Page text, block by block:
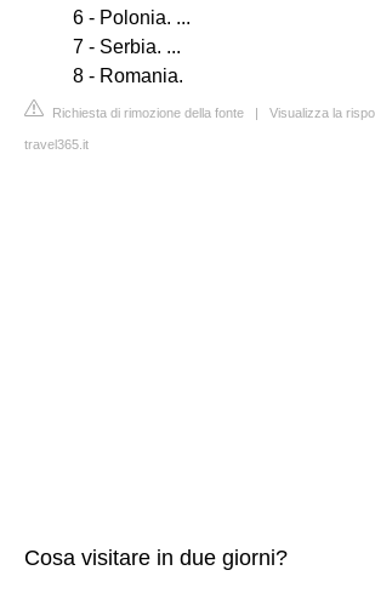
6 - Polonia. ...
7 - Serbia. ...
8 - Romania.
Richiesta di rimozione della fonte | Visualizza la
travel365.it
Cosa visitare in due giorni?